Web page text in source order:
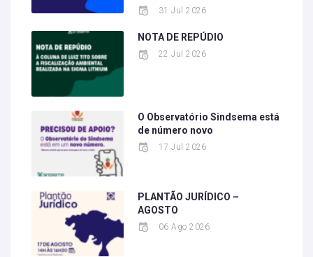
31 Jul 2026
NOTA DE REPÚDIO
22 Jul 2026
O Observatório Sindsema está
de número novo
17 Jul 2026
PLANTÃO JURÍDICO –
AGOSTO
06 Ago 2026